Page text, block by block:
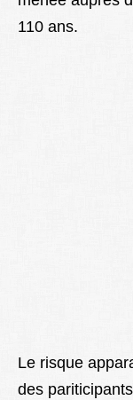
110 ans.
Le risque
des